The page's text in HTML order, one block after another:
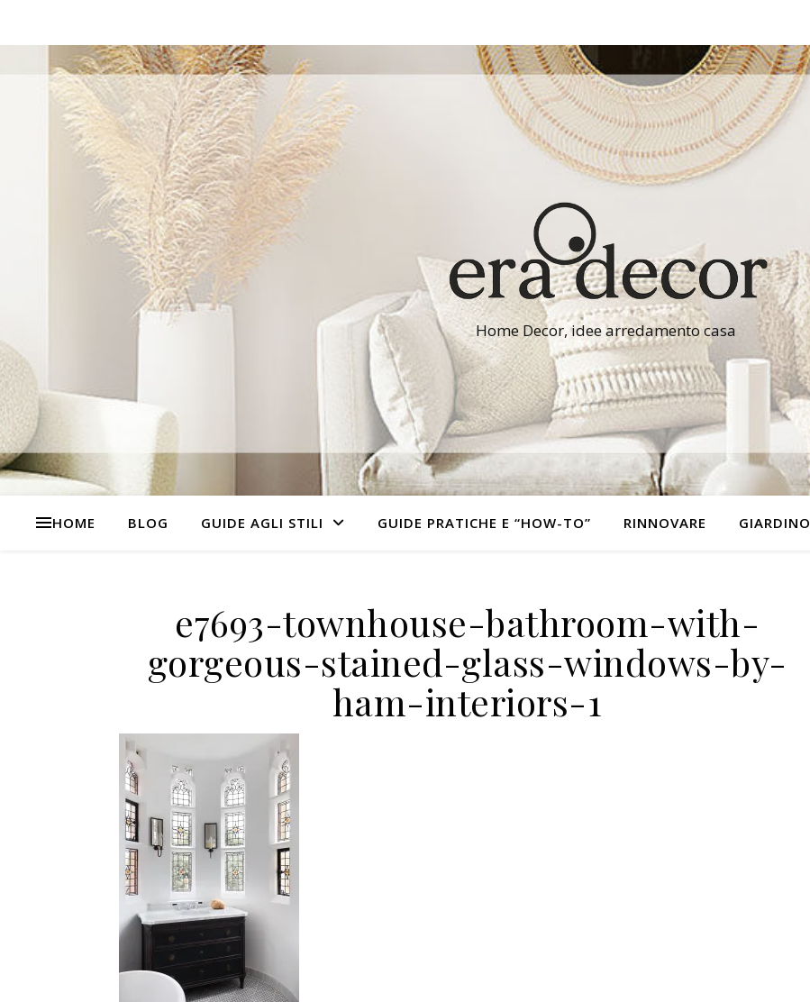
Home Decor, idee arredamento casa
HOME BLOG GUIDE AGLI STILI GUIDE PRATICHE E “HOW-TO” RINNOVARE GIARDINO
e7693-townhouse-bathroom-with-
gorgeous-stained-glass-windows-by-
ham-interiors-1